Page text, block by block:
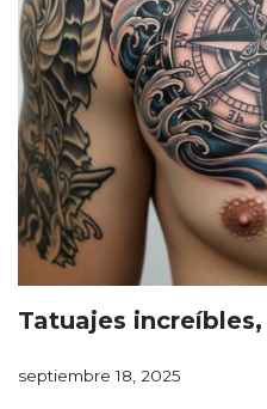
Tatuajes
septiembre 18, 2025